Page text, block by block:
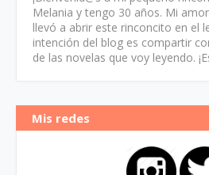
Melania y tengo 30 años. Mi
llevó a abrir este rinconcito en el
intención del blog es compartir
de las novelas que voy leyendo.
Mis redes